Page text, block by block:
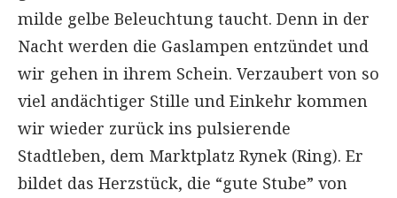
milde gelbe Beleuchtung taucht. Denn in der
Nacht werden die Gaslampen entzündet und
wir gehen in ihrem Schein. Verzaubert von so
viel andächtiger Stille und Einkehr kommen
wir wieder zurück ins pulsierende
Stadtleben, dem Marktplatz Rynek (Ring). Er
bildet das Herzstück, die “gute Stube” von